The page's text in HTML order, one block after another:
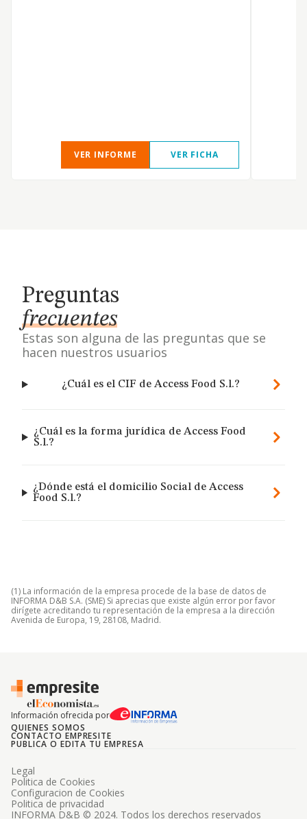
VER INFORME VER FICHA
Preguntas
frecuentes
Estas son alguna de las preguntas que se
hacen nuestros usuarios
¿Cuál es el CIF de Access Food S.l.?
¿Cuál es la forma jurídica de Access Food
S.l.?
¿Dónde está el domicilio Social de Access
Food S.l.?
(1) La información de la empresa procede de la base de datos de
INFORMA D&B S.A. (SME) Si aprecias que existe algún error por favor
dirígete acreditando tu representación de la empresa a la dirección
Avenida de Europa, 19, 28108, Madrid.
Información ofrecida por
QUIENES SOMOS
CONTACTO EMPRESITE
PUBLICA O EDITA TU EMPRESA
INFORMA D&B © 2024. Todos los derechos reservados
Legal
Politica de Cookies
Configuracion de Cookies
Politica de privacidad